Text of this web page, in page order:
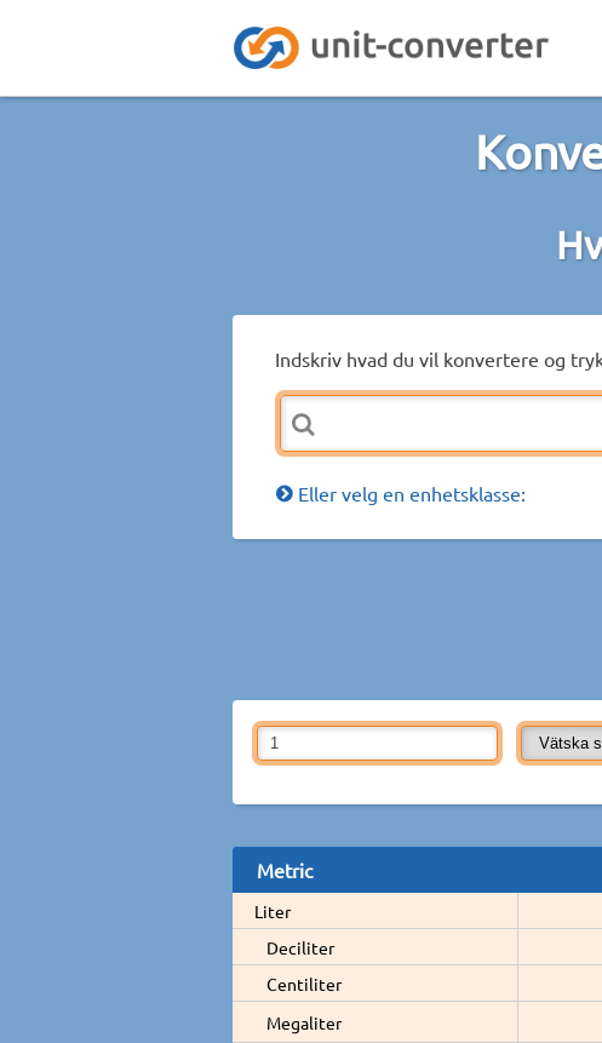
Indskriv hvad du vil konvertere og
Eller velg en enhetsklasse:
Metric
Liter
Deciliter
Centiliter
Megaliter